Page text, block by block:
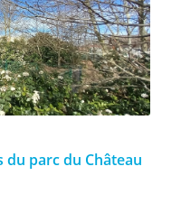
du parc du Château